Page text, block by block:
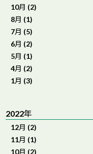
10月 (2)
8月 (1)
7月 (5)
6月 (2)
5月 (1)
4月 (2)
1月 (3)
2022年
12月 (2)
11月 (1)
10月 (2)